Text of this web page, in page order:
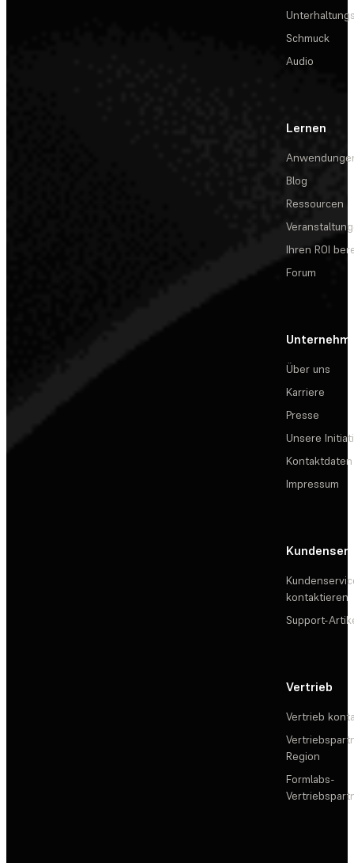
Schmuck
Audio
Lernen
Blog
Ressourcen
Ihren ROI
Forum
Über uns
Karriere
Presse
Unsere
Kontaktdaten
Impressum
kontaktieren
Support-
Vertrieb
Vertrieb
Region
Formlabs-